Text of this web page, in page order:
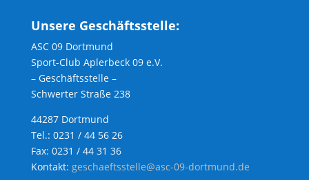
Unsere Geschäftsstelle:
ASC 09 Dortmund
Sport-Club Aplerbeck 09 e.V.
– Geschäftsstelle –
Schwerter Straße 238
44287 Dortmund
Tel.: 0231 / 44 56 26
Fax: 0231 / 44 31 36
Kontakt: geschaeftsstelle@asc-09-dortmund.de